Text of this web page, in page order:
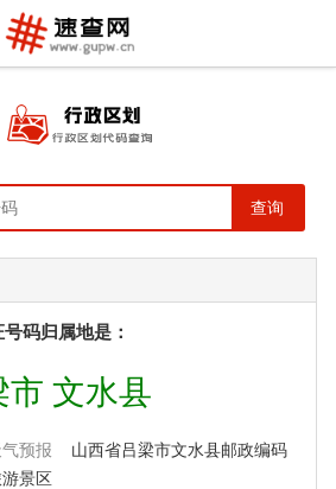
码归属地是：
市 文水县
预报
山西省吕梁市文水县邮政编码
景区